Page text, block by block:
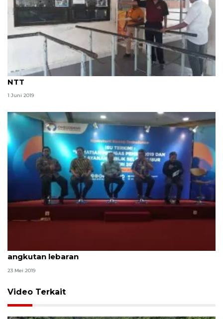
Ombudsman awasi pelayanan mudik Idul Fitri di
NTT
1 Juni 2019
angkutan lebaran
23 Mei 2019
Video Terkait